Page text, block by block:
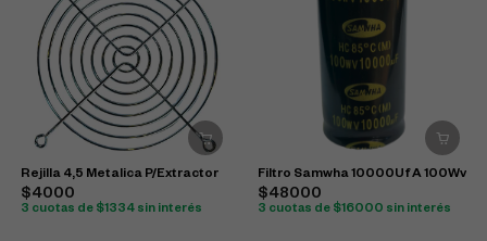
Rejilla 4,5 Metalica P/Extractor
$4000
3 cuotas de $1334 sin interés
Filtro Samwha 10000Uf A 100Wv
$48000
3 cuotas de $16000 sin interés